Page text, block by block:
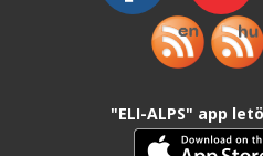
"ELI-ALPS" app